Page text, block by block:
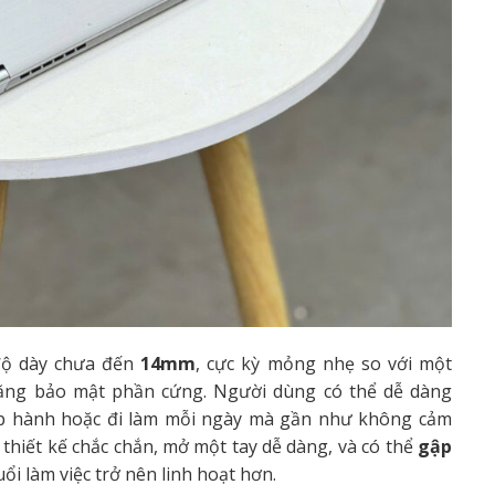
dày chưa đến 14mm, cực kỳ mỏng nhẹ so với một
bảo mật phần cứng. Người dùng có thể dễ dàng
hoặc đi làm mỗi ngày mà gần như không cảm
kế chắc chắn, mở một tay dễ dàng, và có thể gập
làm việc trở nên linh hoạt hơn.